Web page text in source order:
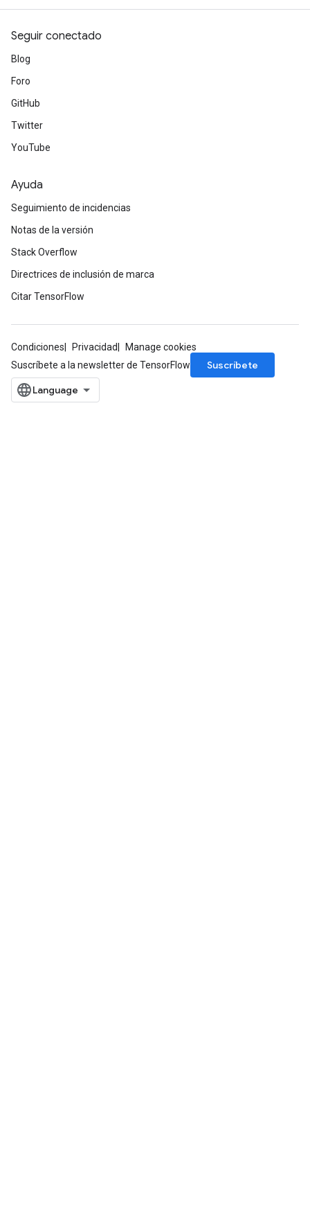
Seguir conectado
Blog
Foro
GitHub
Twitter
YouTube
Ayuda
Seguimiento de incidencias
Notas de la versión
Stack Overflow
Directrices de inclusión de marca
Citar TensorFlow
Condiciones Privacidad
Manage cookies
Suscríbete a la newsletter de TensorFlow
Suscríbete